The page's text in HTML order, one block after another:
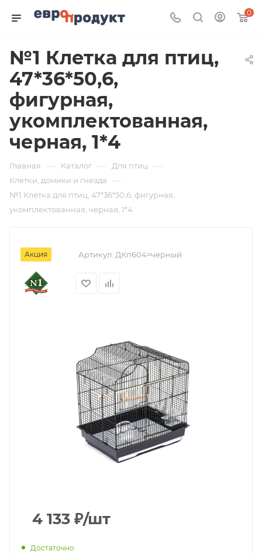
0
№1 Клетка для птиц,
47*36*50,6,
фигурная,
укомплектованная,
черная, 1*4
Главная — Каталог — Для птиц —
Клетки, домики и гнезда —
№1 Клетка для птиц, 47*36*50,6, фигурная,
укомплектованная, черная, 1*4
Акция Артикул: ДКп604=черный
4 133 ₽/шт
Достаточно